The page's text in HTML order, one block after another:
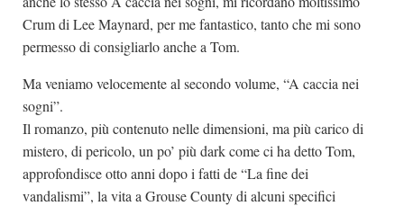
Crum di Lee Maynard, per me fantastico, tanto che mi sono
permesso di consigliarlo anche a Tom.
Ma veniamo velocemente al secondo volume, “A caccia nei
sogni”.
Il romanzo, più contenuto nelle dimensioni, ma più carico di
mistero, di pericolo, un po’ più dark come ci ha detto Tom,
approfondisce otto anni dopo i fatti de “La fine dei
vandalismi”, la vita a Grouse County di alcuni specifici